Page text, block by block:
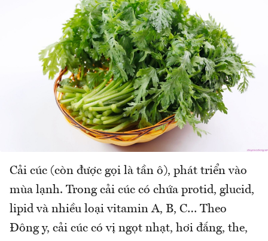
Cải cúc (còn được gọi là tần ô), phát triển vào
mùa lạnh. Trong cải cúc có chứa protid, glucid,
lipid và nhiều loại vitamin A, B, C… Theo
Đông y, cải cúc có vị ngọt nhạt, hơi đắng, the,